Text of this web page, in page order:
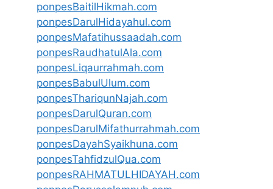
ponpesBaitilHikmah.com
ponpesDarulHidayahul.com
ponpesMafatihussaadah.com
ponpesRaudhatulAla.com
ponpesLiqaurrahmah.com
ponpesBabulUlum.com
ponpesThariqunNajah.com
ponpesDarulQuran.com
ponpesDarulMifathurrahmah.com
ponpesDayahSyaikhuna.com
ponpesTahfidzulQua.com
ponpesRAHMATULHIDAYAH.com